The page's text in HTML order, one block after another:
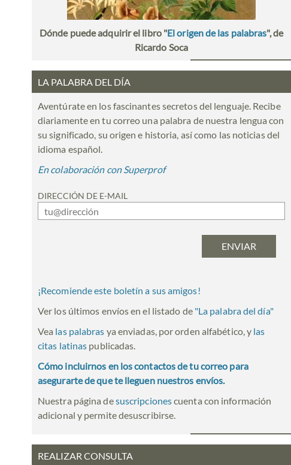
Dónde puede adquirir el libro "El origen de las palabras", de
Ricardo Soca
LA PALABRA DEL DÍA
Aventúrate en los fascinantes secretos del lenguaje. Recibe
diariamente en tu correo una palabra de nuestra lengua con
su significado, su origen e historia, así como las noticias del
idioma español.
En colaboración con Superprof
DIRECCIÓN DE E-MAIL
¡Recomiende este boletín a sus amigos!
Ver los últimos envíos en el listado de "La palabra del día"
Vea las palabras ya enviadas, por orden alfabético, y las
citas latinas publicadas.
Cómo incluirnos en los contactos de tu correo para
asegurarte de que te lleguen nuestros envíos.
Nuestra página desuscripcionescuenta con información
adicional y permite desuscribirse.
REALIZAR CONSULTA